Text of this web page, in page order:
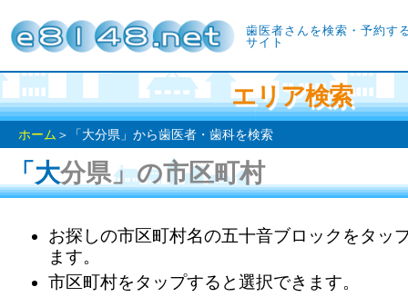
歯医者さんを検索・予約す
サイト
エリア検索
ホーム ＞「大分県」から歯医者・歯科を検索
「大分県」の市区町村
お探しの市区町村名の五十音ブロックをタッ
ます。
市区町村をタップすると選択できます。